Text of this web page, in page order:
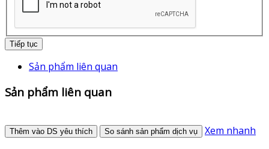
Tiếp tục
Sản phẩm liên quan
Sản phẩm liên quan
Thêm vào DS yêu thích So sánh sản phẩm dịch vụ Xem nhanh